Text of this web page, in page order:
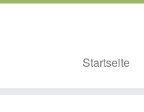
Startseite